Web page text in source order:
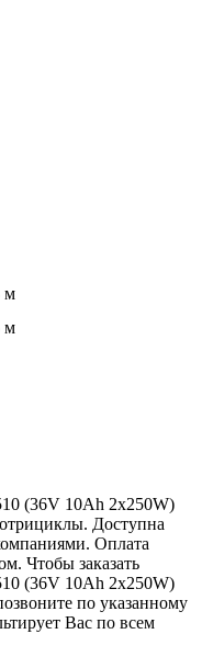
м
м
(36V 10Ah 2x250W)
Доступна
Оплата
Чтобы заказать
(36V 10Ah 2x250W)
по указанному
Вас по всем